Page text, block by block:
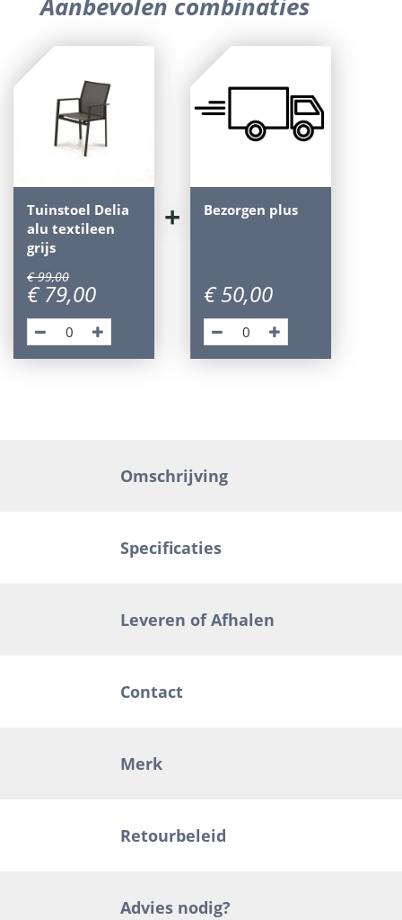
Aanbevolen combinaties
Tuinstoel Delia
alu textileen
grijs
€ 99,00
€ 79,00
+ Bezorgen plus
€ 50,00
Omschrijving
Specificaties
Leveren of Afhalen
Contact
Merk
Retourbeleid
Advies nodig?